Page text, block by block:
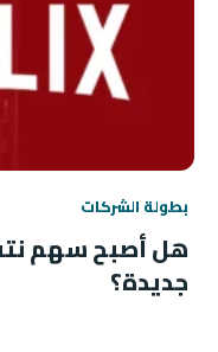
بطولة الشركات
هل أصبح سهم
جديدة؟